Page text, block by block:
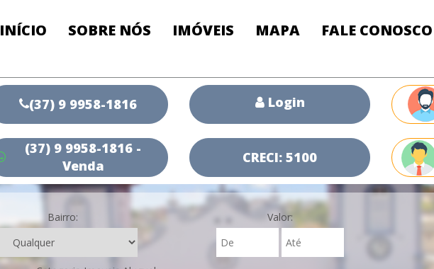
INÍCIO SOBRE NÓS IMÓVEIS MAPA FALE CONOSCO
(37) 9 9958-1816
(37) 9 9958-1816 -
Venda
Login
CRECI: 5100
Bairro: Valor: